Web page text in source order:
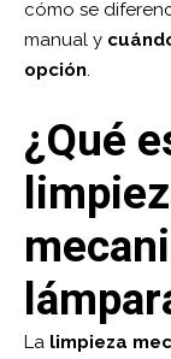
cómo se
manual y
opción.
¿Qué
La limpieza